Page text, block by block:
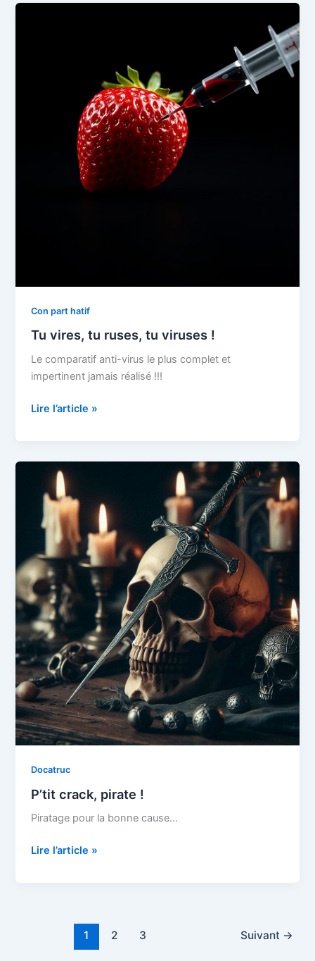
Con part hatif
Tu vires, tu ruses, tu viruses !
Le comparatif anti-virus le plus complet et
impertinent jamais réalisé !!!
Tu
ruses,
viruses
Lire l’article »
Docatruc
P’tit crack, pirate !
Piratage pour la bonne cause…
P’tit
Lire l’article »
1 2 3 Suivant →